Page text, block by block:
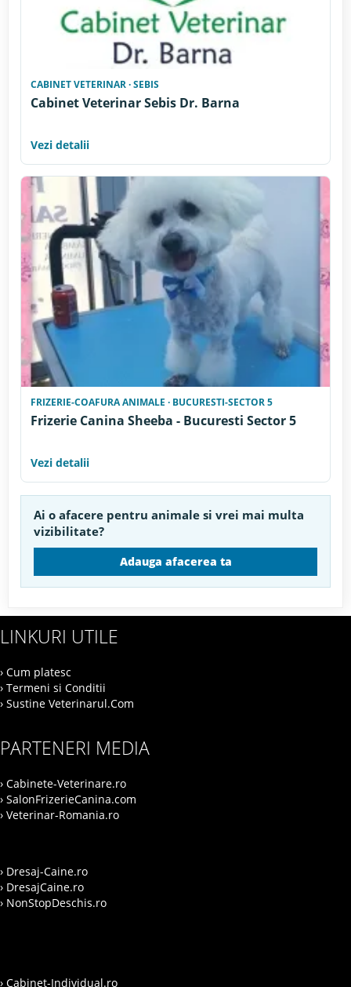
CABINET VETERINAR · SEBIS
Cabinet Veterinar Sebis Dr. Barna
Vezi detalii
FRIZERIE-COAFURA ANIMALE · BUCURESTI-SECTOR 5
Frizerie Canina Sheeba - Bucuresti Sector 5
Vezi detalii
Ai o afacere pentru animale si vrei mai multa
vizibilitate?
Adauga afacerea ta
LINKURI UTILE
› Cum platesc
› Termeni si Conditii
› Sustine Veterinarul.Com
PARTENERI MEDIA
› Cabinete-Veterinare.ro
› SalonFrizerieCanina.com
› Veterinar-Romania.ro
› Dresaj-Caine.ro
› DresajCaine.ro
› NonStopDeschis.ro
› Cabinet-Individual.ro